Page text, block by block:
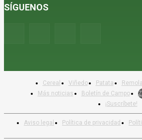
SÍGUENOS
Aviso legal Política de privacidad
Cereal Viñedo Patata
Más noticias
Boletín de Campo
¡Suscríbete!